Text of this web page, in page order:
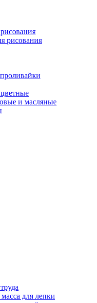
рисования
и масляные
для лепки